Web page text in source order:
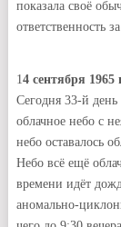
показала своё
ответственность
14 сентября 1965
Сегодня 33-й день
облачное небо с
небо оставалось
Небо всё ещё
времени идёт
аномально-